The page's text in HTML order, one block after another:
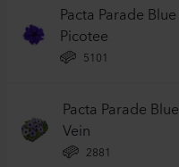
Pacta Parade Blue
Picotee
5101
Pacta Parade Blue
Vein
2881